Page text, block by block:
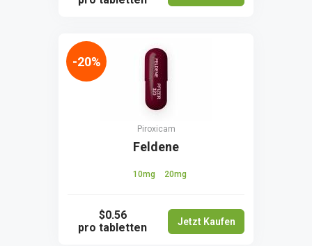
Piroxicam
Feldene
10mg 20mg
$0.56
pro tabletten
Jetzt Kaufen
-20%